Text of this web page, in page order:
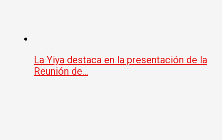
La Yiya destaca en la presentación de la
Reunión de…